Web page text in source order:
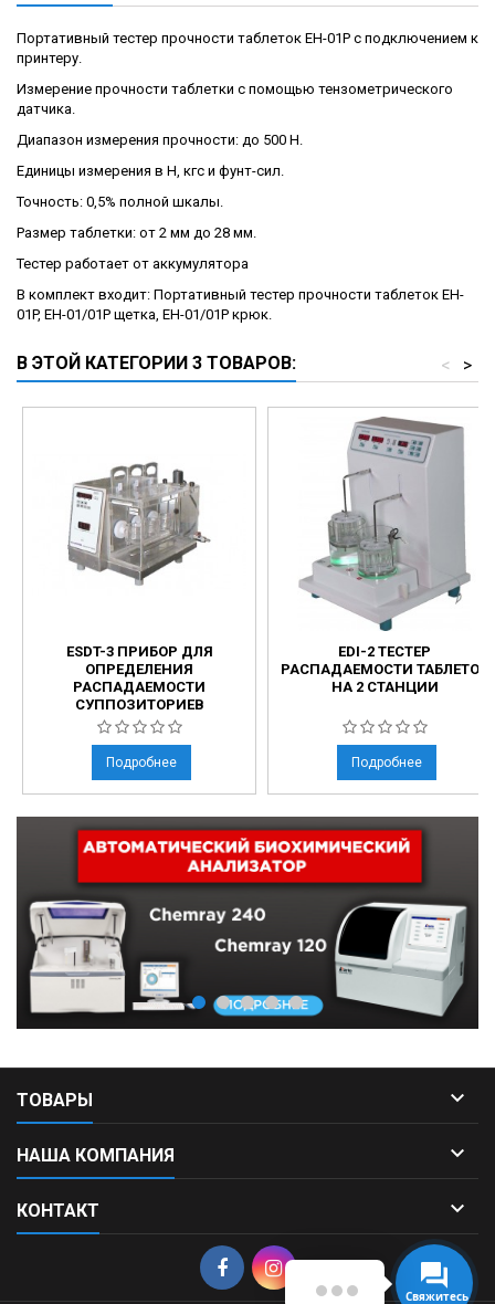
Портативный тестер прочности таблеток EH-01P с подключением к
принтеру.
Измерение прочности таблетки с помощью тензометрического
датчика.
Диапазон измерения прочности: до 500 Н.
Единицы измерения в Н, кгс и фунт-сил.
Точность: 0,5% полной шкалы.
Размер таблетки: от 2 мм до 28 мм.
Тестер работает от аккумулятора
В комплект входит: Портативный тестер прочности таблеток EH-
01P, EH-01/01P щетка, EH-01/01P крюк.
В ЭТОЙ КАТЕГОРИИ 3 ТОВАРОВ: >
<
ESDT-3 ПРИБОР ДЛЯ
ОПРЕДЕЛЕНИЯ
РАСПАДАЕМОСТИ
СУППОЗИТОРИЕВ
Подробнее
EDI-2 ТЕСТЕР
РАСПАДАЕМОСТИ ТАБЛЕТОК
НА 2 СТАНЦИИ
Подробнее
ТОВАРЫ 
НАША КОМПАНИЯ 
КОНТАКТ 
Свяжитесь